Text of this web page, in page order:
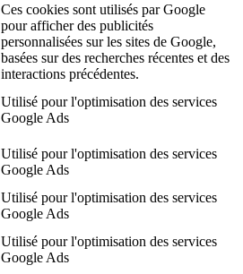
Ces cookies sont utilisés par Google
pour afficher des publicités
personnalisées sur les sites de Google,
basées sur des recherches récentes et des
interactions précédentes.
Utilisé pour l'optimisation des services
Google Ads
Utilisé pour l'optimisation des services
Google Ads
Utilisé pour l'optimisation des services
Google Ads
Utilisé pour l'optimisation des services
Google Ads